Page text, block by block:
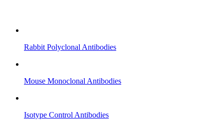
Rabbit Polyclonal Antibodies
Mouse Monoclonal Antibodies
Isotype Control Antibodies